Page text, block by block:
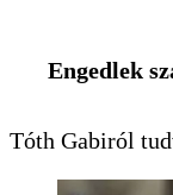
Engedlek
Tóth Gabiról